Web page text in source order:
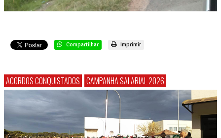
Compartilhar Imprimir
ACORDOS CONQUISTADOS CAMPANHA SALARIAL 2026